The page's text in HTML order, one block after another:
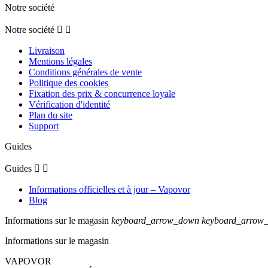
Notre société
Notre société  
Livraison
Mentions légales
Conditions générales de vente
Politique des cookies
Fixation des prix & concurrence loyale
Vérification d'identité
Plan du site
Support
Guides
Guides  
Informations officielles et à jour – Vapovor
Blog
Informations sur le magasin keyboard_arrow_down
Informations sur le magasin
VAPOVOR